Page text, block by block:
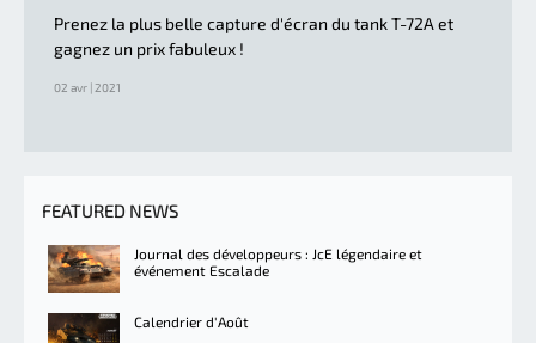
Prenez la plus belle capture d'écran du tank T-72A et
gagnez un prix fabuleux !
02 avr | 2021
FEATURED NEWS
Journal des développeurs : JcE légendaire et
événement Escalade
Calendrier d'Août